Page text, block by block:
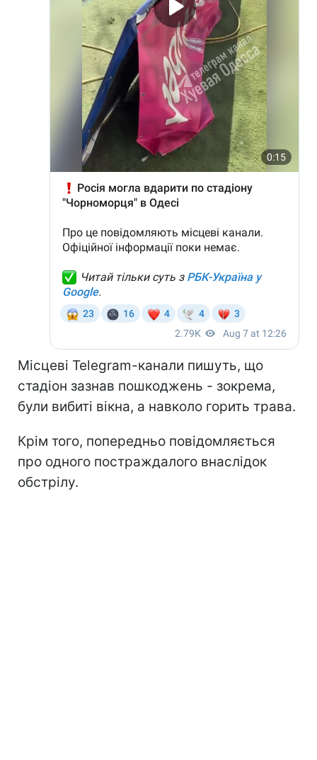
Місцеві Telegram-канали пишуть, що
стадіон зазнав пошкоджень - зокрема,
були вибиті вікна, а навколо горить трава.
Крім того, попередньо повідомляється
про одного постраждалого внаслідок
обстрілу.